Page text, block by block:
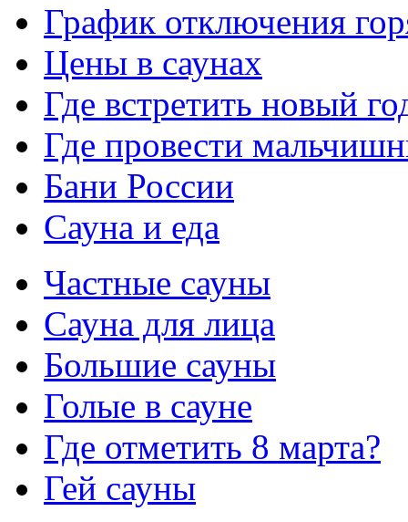
График отключения
Цены в саунах
Где встретить новый
Где провести
Бани России
Сауна и еда
Частные сауны
Сауна для лица
Большие сауны
Голые в сауне
Где отметить 8 марта?
Гей сауны